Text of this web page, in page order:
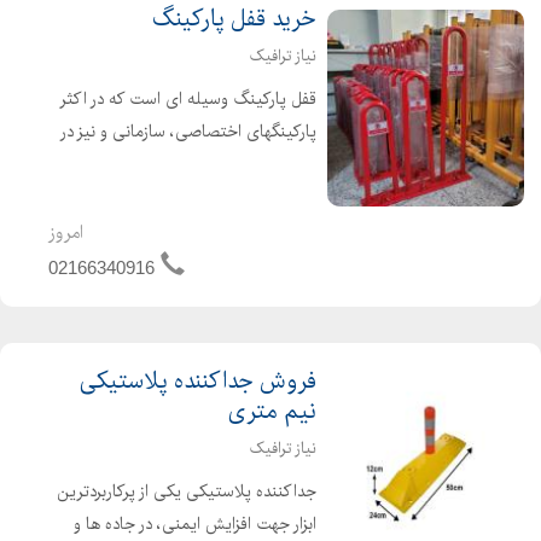
خرید قفل پارکینگ
نیاز ترافیک
قفل پارکینگ وسیله ای است که در اکثر
پارکینگهای اختصاصی، سازمانی و نیز در
این امکان را فراهم می آورد که دیگر کسی
امروز
02166340916
فروش جداکننده پلاستیکی
نیم متری
نیاز ترافیک
جداکننده پلاستیکی یکی از پرکاربردترین
ابزار جهت افزایش ایمنی، در جاده ها و